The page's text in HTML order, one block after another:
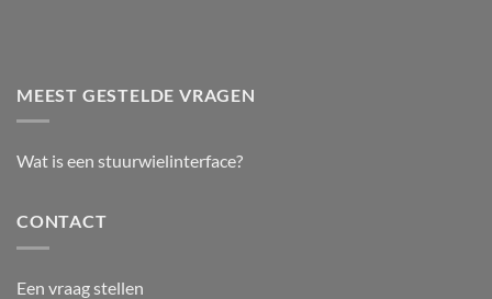
MEEST GESTELDE VRAGEN
Wat is een stuurwielinterface?
CONTACT
Een vraag stellen